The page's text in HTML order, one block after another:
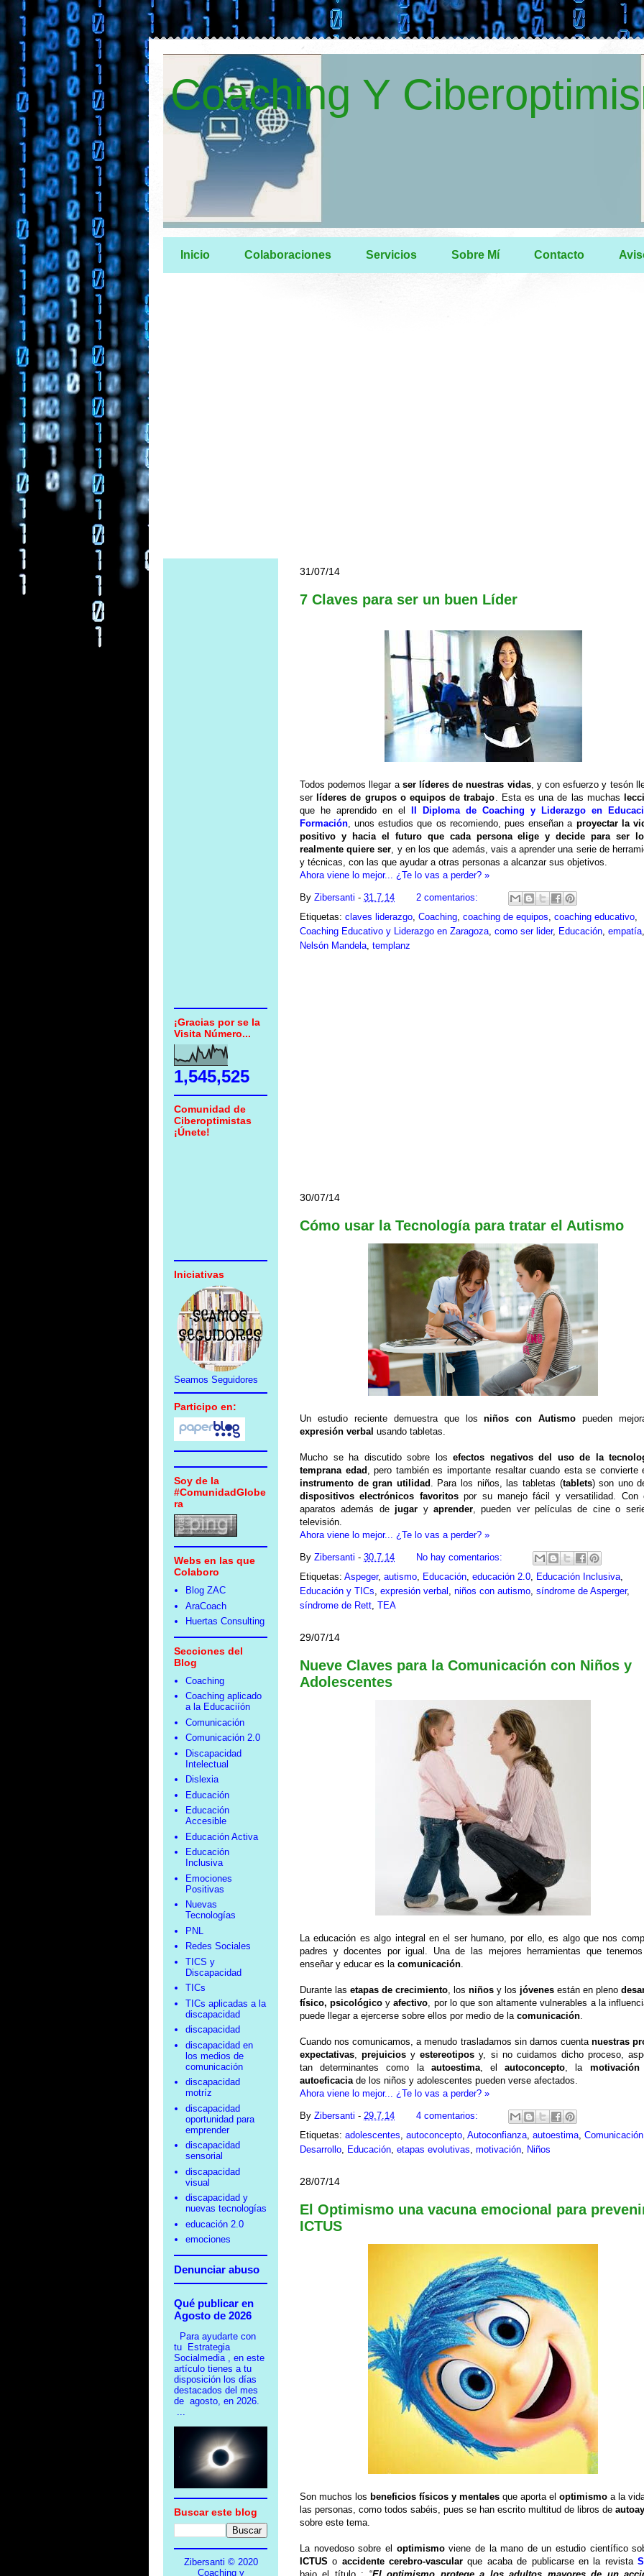
Coaching Y
Inicio Colaboraciones Servicios Sobre Mí Contacto
31/07/14
7 Claves para ser un buen Líder
Todos podemos llegar a ser líderes de nuestras vidas, y con esfuerzo y tesón
serlíderes de grupos o equipos de trabajo. Esta es una de las muchas
que he aprendido en el
II Diploma de Coaching y Liderazgo en
Formación, unos estudios que os recomiendo, pues enseñan a proyectar la
positivo y hacia el futuro que cada persona elige y decide para ser
realmente quiere ser, y en los que además, vais a aprender una serie de
y técnicas, con las que ayudar a otras personas a alcanzar sus objetivos.
Ahora viene lo mejor... ¿Te lo vas a perder? »
By Zibersanti - 31.7.14
2 comentarios:
Etiquetas: claves liderazgo, Coaching, coaching de equipos, coaching educativo,
Coaching Educativo y Liderazgo en Zaragoza, como ser lider, Educación, empatía,
Nelsón Mandela, templanz
30/07/14
Cómo usar la Tecnología para tratar el Autismo
Un estudio reciente demuestra que losniños con Autismo pueden
expresión verbal usando tabletas.
Mucho se ha discutido sobre losefectos negativos del uso de la
temprana edad , pero también es importante resaltar cuando esta se convierte
instrumento de gran utilidad . Para los niños, las tabletas (tablets) son uno
dispositivos electrónicos favoritospor su manejo fácil y versatilidad. Con
aparatos además de jugar y aprender, pueden ver películas de cine o
televisión.
Ahora viene lo mejor... ¿Te lo vas a perder? »
By Zibersanti - 30.7.14
No hay comentarios:
Etiquetas: Aspeger, autismo, Educación, educación 2.0, Educación Inclusiva,
Educación y TICs, expresión verbal , niños con autismo, síndrome de Asperger,
síndrome de Rett, TEA
29/07/14
Nueve Claves para la Comunicación con Niños y
Adolescentes
La educación es algo integral en el ser humano, por ello, es algo que nos
padres y docentes por igual. Una de las mejores herramientas que
enseñar y educar es la comunicación.
Durante las etapas de crecimiento, los niños y los jóvenes están en pleno
físico, psicológico yafectivo, por lo que son altamente vulnerables a la
puede llegar a ejercerse sobre ellos por medio de la comunicación.
Cuando nos comunicamos, a menudo trasladamos sin darnos cuenta nuestras
expectativas,prejuiciosyestereotiposy, si no cuidamos dicho proceso,
tan determinantes como la autoestima, elautoconcepto, la motivación
autoeficacia de los niños y adolescentes pueden verse afectados.
Ahora viene lo mejor... ¿Te lo vas a perder? »
By Zibersanti - 29.7.14
4 comentarios:
Etiquetas: adolescentes, autoconcepto, Autoconfianza, autoestima, Comunicación
Desarrollo, Educación, etapas evolutivas, motivación, Niños
28/07/14
El Optimismo una vacuna emocional para
ICTUS
Son muchos los beneficios físicos y mentales que aporta el optimismo a la
las personas, como todos sabéis, pues se han escrito multitud de libros de
sobre este tema.
La novedoso sobre el optimismoviene de la mano de un estudio científico
ICTUSo accidente cerebro-vascular que acaba de publicarse en la revista
¡Gracias por se la
Visita Número...
1,545,525
Comunidad de
Ciberoptimistas
¡Únete!
Iniciativas
Seamos Seguidores
Participo en:
Soy de la
#ComunidadGlobe
ra
Webs en las que
Colaboro
Blog ZAC
AraCoach
Huertas Consulting
Secciones del
Blog
Coaching
Coaching aplicado
a la Educaciíón
Comunicación
Comunicación 2.0
Discapacidad
Intelectual
Dislexia
Educación
Educación
Accesible
Educación Activa
Educación
Inclusiva
Emociones
Positivas
Nuevas
Tecnologías
PNL
Redes Sociales
TICS y
Discapacidad
TICs
TICs aplicadas a la
discapacidad
discapacidad
discapacidad en
los medios de
comunicación
discapacidad
motríz
discapacidad
oportunidad para
emprender
discapacidad
sensorial
discapacidad
visual
discapacidad y
nuevas tecnologías
educación 2.0
emociones
Denunciar abuso
Qué publicar en
Agosto de 2026
Para ayudarte con
tu Estrategia
Socialmedia , en este
artículo tienes a tu
disposición los días
destacados del mes
de agosto, en 2026.
Buscar este blog
Zibersanti © 2020
Coaching y